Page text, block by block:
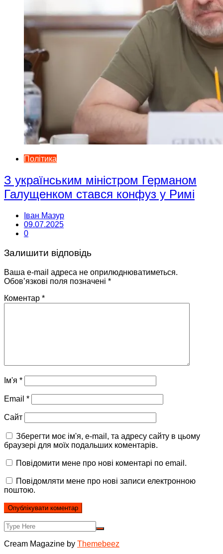
Політика
З українським міністром Германом
Галущенком стався конфуз у Римі
Іван Мазур
09.07.2025
0
Залишити відповідь
Ваша e-mail адреса не оприлюднюватиметься.
Обов’язкові поля позначені *
Коментар *
Ім'я *
Email *
Сайт
Зберегти моє ім'я, e-mail, та адресу сайту в цьому
браузері для моїх подальших коментарів.
Повідомити мене про нові коментарі по email.
Повідомляти мене про нові записи електронною
поштою.
Cream Magazine by Themebeez